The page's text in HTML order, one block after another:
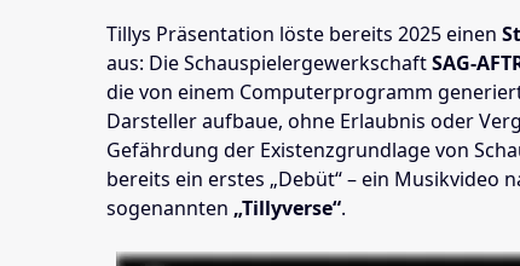
Tillys Präsentation löste bereits 2025 einen
aus: Die SchauspielergewerkschaftSAG-
die von einem Computerprogramm
Darsteller aufbaue, ohne Erlaubnis oder
Gefährdung der Existenzgrundlage von
bereits ein erstes „Debüt“ – ein Musikvideo
sogenannten „Tillyverse“.